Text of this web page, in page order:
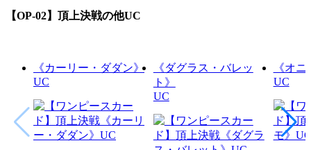
【OP-02】頂上決戦の他UC
《カーリー・ダダン》
UC
《ダグラス・バレッ
ト》
UC
《オ
UC